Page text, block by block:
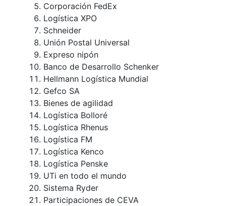
Corporación FedEx
Logística XPO
Schneider
Unión Postal Universal
Expreso nipón
Banco de Desarrollo Schenker
Hellmann Logística Mundial
Gefco SA
Bienes de agilidad
Logística Bolloré
Logística Rhenus
Logística FM
Logística Kenco
Logística Penske
UTi en todo el mundo
Sistema Ryder
Participaciones de CEVA